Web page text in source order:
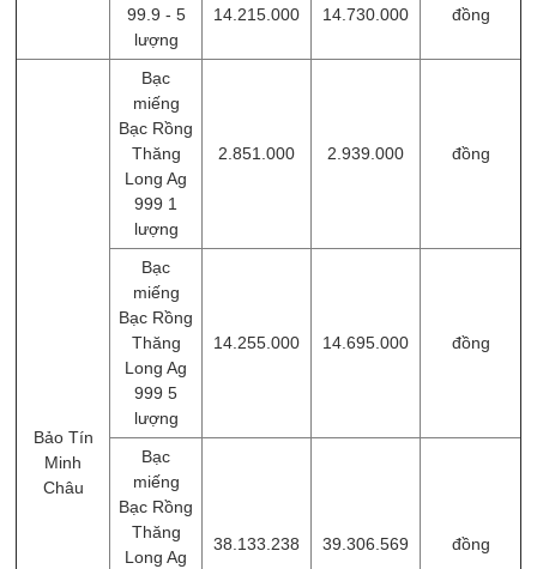
99.9 - 5
lượng
14.215.000 14.730.000 đồng
Bảo Tín
Minh
Châu
Bạc
miếng
Bạc Rồng
Thăng
Long Ag
999 1
lượng
2.851.000 2.939.000 đồng
Bạc
miếng
Bạc Rồng
Thăng
Long Ag
999 5
lượng
14.255.000 14.695.000 đồng
Bạc
miếng
Bạc Rồng
Thăng
Long Ag
38.133.238 39.306.569 đồng